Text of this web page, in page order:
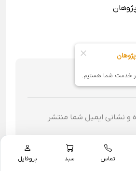
تماس سبد پروفایل
و نشانی ایمیل شما منتشر